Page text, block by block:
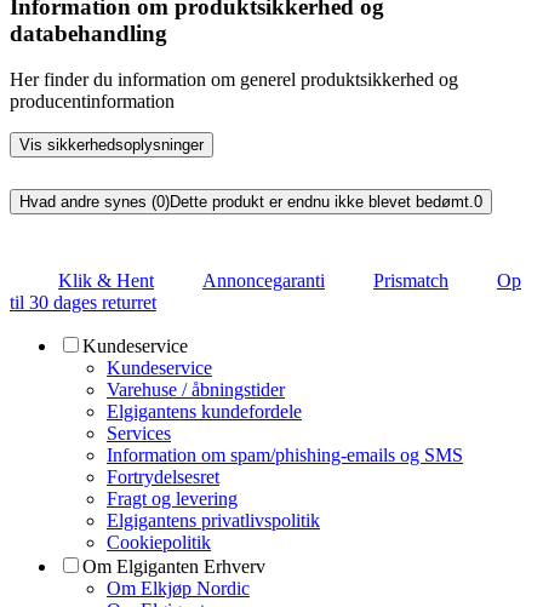
Information om produktsikkerhed og
databehandling
Her finder du information om generel produktsikkerhed og
producentinformation
Vis sikkerhedsoplysninger
Hvad andre synes (0)Dette produkt er endnu ikke blevet bedømt.0
Klik & Hent Annoncegaranti Prismatch
Op
til 30 dages returret
Kundeservice
Kundeservice
Varehuse / åbningstider
Elgigantens kundefordele
Services
Information om spam/phishing-emails og SMS
Fortrydelsesret
Fragt og levering
Elgigantens privatlivspolitik
Cookiepolitik
Om Elgiganten Erhverv
Om Elkjøp Nordic